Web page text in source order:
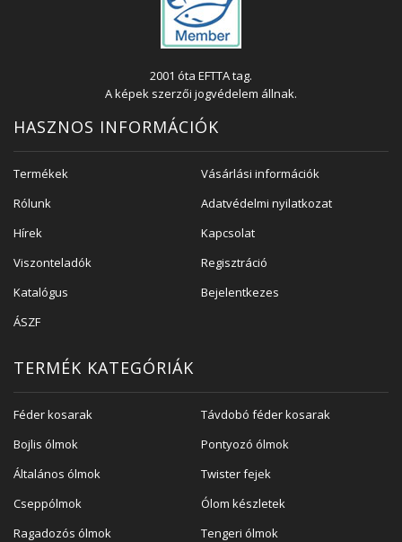
2001 óta EFTTA tag.
A képek szerzői jogvédelem állnak.
HASZNOS INFORMÁCIÓK
Termékek
Vásárlási információk
Rólunk
Adatvédelmi nyilatkozat
Hírek
Kapcsolat
Viszonteladók
Regisztráció
Katalógus
Bejelentkezes
ÁSZF
TERMÉK KATEGÓRIÁK
Féder kosarak
Távdobó féder kosarak
Bojlis ólmok
Pontyozó ólmok
Általános ólmok
Twister fejek
Cseppólmok
Ólom készletek
Ragadozós ólmok
Tengeri ólmok